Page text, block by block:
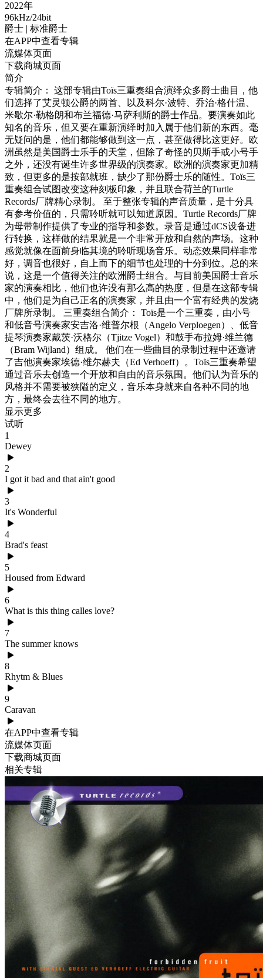
2022年
96kHz/24bit
爵士 | 标准爵士
在APP中查看专辑
流媒体页面
下载商城页面
简介
专辑简介： 这部专辑由Toïs三重奏组合演绎众多爵士曲目，他
们选择了艾灵顿公爵的两首、以及科尔·波特、乔治·格什温、
米歇尔·勒格朗和布兰福德·马萨利斯的爵士作品。要演奏如此
知名的音乐，但又要在重新演绎时加入属于他们新的东西。毫
无疑问的是，他们都能够做到这一点，甚至做得比这更好。欧
洲虽然是美国爵士乐手的天堂，但除了奇怪的贝斯手或小号手
之外，还没有诞生许多世界级的演奏家。欧洲的演奏家更加精
致，但更多的是按部就班，缺少了那份爵士乐的随性。Toïs三
重奏组合试图改变这种刻板印象，并且联合荷兰的Turtle
Records厂牌精心录制。 至于整张专辑的声音质量，是十分具
有参考价值的，只需聆听就可以知道原因。Turtle Records厂牌
为母带制作提供了专业的指导和参数。录音是通过dCS设备进
行转换，这样做的结果就是一个非常开放和自然的声场。这种
感觉就像在面前身临其境的聆听现场音乐。动态效果同样非常
好，调音也很好，自上而下的细节也处理的十分到位。总的来
说，这是一个值得关注的欧洲爵士组合。与目前美国爵士音乐
家的演奏相比，他们也许没有那么高的热度，但是在这部专辑
中，他们是为自己正名的演奏家，并且由一个富有经典的发烧
厂牌所录制。 三重奏组合简介： Toïs是一个三重奏，由小号
和低音号演奏家安吉洛·维普尔根（Angelo Verploegen）、低音
提琴演奏家戴茨·沃格尔（Tjitze Vogel）和鼓手布拉姆·维兰德
（Bram Wijland）组成。 他们在一些曲目的录制过程中还邀请
了吉他演奏家埃德·维尔赫夫（Ed Verhoeff）。Toïs三重奏希望
通过音乐去创造一个开放和自由的音乐氛围。他们认为音乐的
风格并不需要被狭隘的定义，音乐本身就来自各种不同的地
方，最终会去往不同的地方。
显示更多
试听
1
Dewey
2
I got it bad and that ain't good
3
It's Wonderful
4
Brad's feast
5
Housed from Edward
6
What is this thing calles love?
7
The summer knows
8
Rhytm & Blues
9
Caravan
在APP中查看专辑
流媒体页面
下载商城页面
相关专辑